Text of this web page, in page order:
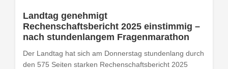
Landtag genehmigt
Rechenschaftsbericht 2025 einstimmig –
nach stundenlangem Fragenmarathon
Der Landtag hat sich am Donnerstag stundenlang durch
den 575 Seiten starken Rechenschaftsbericht 2025